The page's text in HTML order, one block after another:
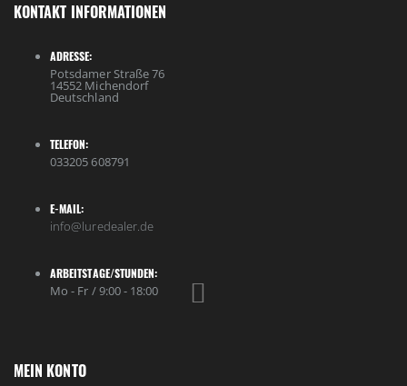
KONTAKT INFORMATIONEN
ADRESSE:
Potsdamer Straße 76
14552 Michendorf
Deutschland
TELEFON:
033205 608791
E-MAIL:
info@luredealer.de
ARBEITSTAGE/STUNDEN:
Mo - Fr / 9:00 - 18:00
MEIN KONTO